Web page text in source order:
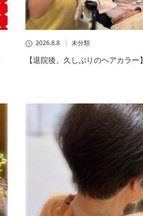
2026.8.8 未分類
【退院後、久しぶりのヘアカラー】